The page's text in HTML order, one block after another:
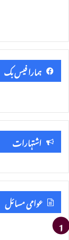
ہمارا فیس بک
اشتہارات
عوامی مسائل